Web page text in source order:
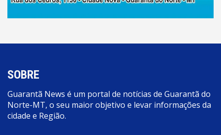
SOBRE
Guarantã News é um portal de notícias de Guarantã do
Norte-MT, o seu maior objetivo e levar informações da
cidade e Região.